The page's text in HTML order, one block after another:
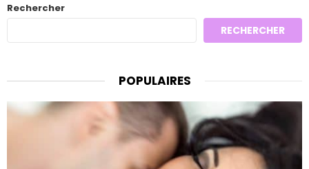
Rechercher
RECHERCHER
POPULAIRES